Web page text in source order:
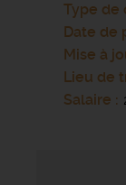
Type de
Date de
Mise à
Lieu de
Salaire